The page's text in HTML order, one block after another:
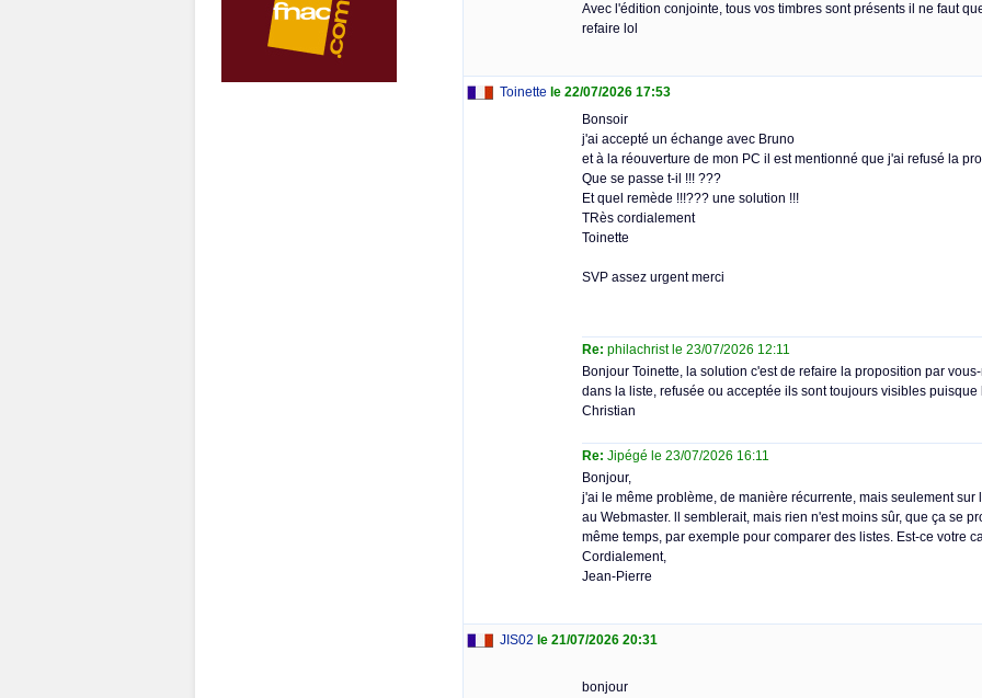
Avec l'édition conjointe, tous vos timbres sont présents il ne faut
refaire lol
Toinette le 22/07/2026 17:53
Bonsoir
j'ai accepté un échange avec Bruno
et à la réouverture de mon PC il est mentionné que j'ai refusé la
Que se passe t-il !!! ???
Et quel remède !!!??? une solution !!!
TRès cordialement
Toinette
SVP assez urgent merci
Re: philachrist le 23/07/2026 12:11
Bonjour Toinette, la solution c'est de refaire la proposition par
dans la liste, refusée ou acceptée ils sont toujours visibles
Christian
Re: Jipégé le 23/07/2026 16:11
Bonjour,
j'ai le même problème, de manière récurrente, mais seulement
au Webmaster. ll semblerait, mais rien n'est moins sûr, que ça se
même temps, par exemple pour comparer des listes. Est-ce votre
Cordialement,
Jean-Pierre
JIS02 le 21/07/2026 20:31
bonjour